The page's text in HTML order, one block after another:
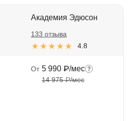
Академия Эдюсон
4.8
133 отзыва
От 5 990 ₽/мес
14 975 ₽/мес